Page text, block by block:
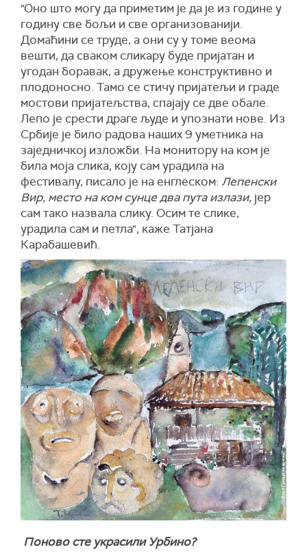
"Оно што могу да приметим је да је из године у
годину све бољи и све организованији.
Домаћини се труде, а они су у томе веома
вешти, да сваком сликару буде пријатан и
угодан боравак, а дружење конструктивно и
плодоносно. Тамо се стичу пријатељи и граде
мостови пријатељства, спајају се две обале.
Лепо је срести драге људе и упознати нове. Из
Србије је било радова наших 9 уметника на
заједничкој изложби. На монитору на ком је
била моја слика, коју сам урадила на
фестивалу, писало је на енглеском: Лепенски
Вир, место на ком сунце два пута излази, јер
сам тако назвала слику. Осим те слике,
урадила сам и петла", каже Татјана
Карабашевић.
Поново сте украсили Урбино?